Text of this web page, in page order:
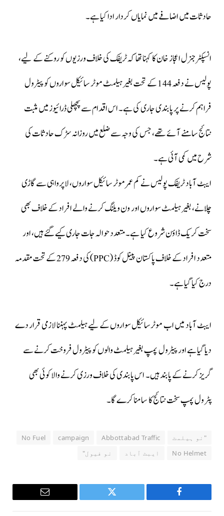
حادثات میں اضافے میں نمایاں کردار ادا کیا ہے۔
انسپکٹر جنرل اعجاز خان کا کہنا تھا کہ ٹریفک کی خلاف ورزیوں کو روکنے کے لیے،
پولیس نے دفعہ 144 کے تحت بغیر ہیلمٹ موٹر سائیکل سواروں کو پیٹرول
فراہم کرنے پر پابندی جاری کی ہے۔ اس اقدام سے پچھلی ڈرائیوز میں مثبت
نتائج سامنے آئے تھے، جس کی وجہ سے ضلع میں روزانہ سڑک حادثات کی
شرح میں کمی آئی ہے۔
ایبٹ آباد ٹریفک پولیس نے کم عمر موٹر سائیکل سواروں، لاپرواہی سے گاڑی
چلانے، بغیر ہیلمٹ سواروں اور ون ویلنگ کرنے والے افراد کے خلاف بھی
سخت کریک ڈاؤن شروع کیا ہے۔ متعدد حوالہ جات جاری کیے گئے ہیں، اور
متعدد افراد کے خلاف پاکستان پینل کوڈ (PPC) کی دفعہ 279 کے تحت مقدمہ
درج کیا گیا ہے۔
ایبٹ آباد میں اب موٹرسائیکل سواروں کے لیے ہیلمٹ پہننا لازمی قرار دے
دیا گیا ہے اور پیٹرول پمپ بغیر ہیلمٹ والوں کو پیٹرول فروخت کرنے سے
گریز کرنے کے پابند ہیں۔ اس پابندی کی خلاف ورزی کرنے والا کوئی بھی
پٹرول پمپ سخت نتائج کا سامنا کرے گا۔
"نو ہیلمٹ Abbottabad Traffic
campaign
No Fuel
No Helmet
ایبٹ آباد نو فیول"
Facebook
Twitter
Email